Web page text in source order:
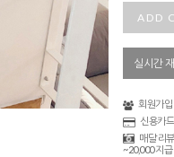
ADD
실시간
회원가입
신용카
매달 리
~20,000 지급